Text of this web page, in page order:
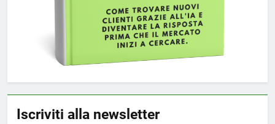
Iscriviti alla newsletter